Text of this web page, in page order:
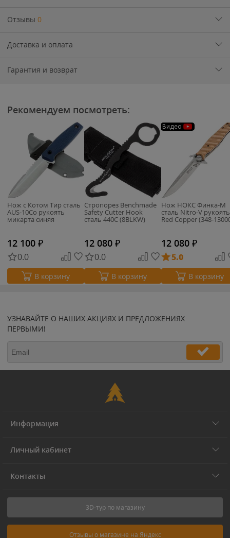
Отзывы 0
Доставка и оплата
Гарантия и возврат
Рекомендуем посмотреть:
Нож с Котом Тир сталь
AUS-10Co рукоять
микарта синяя
12 100 ₽
0.0
В корзину
Стропорез Benchmade
Safety Cutter Hook
сталь 440C (8BLKW)
12 080 ₽
0.0
В корзину
Видео
Нож НОКС Финка-М
сталь Nitro-V рукоять
Red Copper (348-
12 080 ₽
5.0
В корзину
УЗНАВАЙТЕ О НАШИХ АКЦИЯХ И ПРЕДЛОЖЕНИЯХ
ПЕРВЫМИ!
Информация
Личный кабинет
Контакты
3D-тур по магазину
Отзывы о магазине на Яндекс